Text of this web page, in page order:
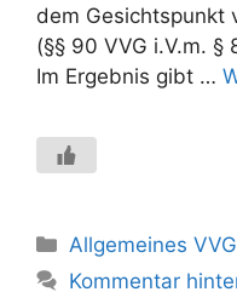
dem Gesichtspunkt
(§§ 90 VVG i.V.m. §
Im Ergebnis gibt …
Kategorien
Allgemeines VVG
Kommentar